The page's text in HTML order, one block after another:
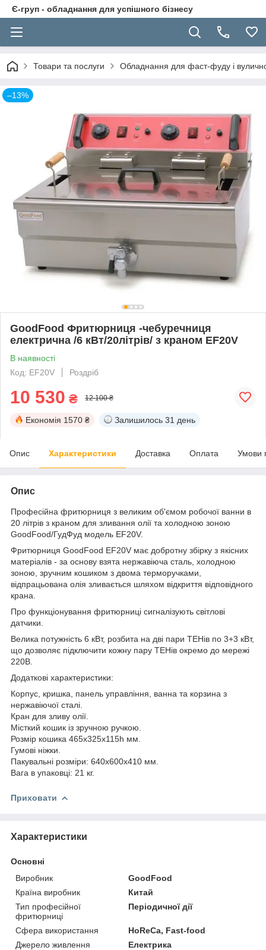
Є-груп - обладнання для успішного бізнесу
Товари та послуги Обладнання для фаст-фуду і
–13%
GoodFood Фритюрниця -чебуречниця
електрична /6 кВт/20літрів/ з краном EF20V
В наявності
Код: EF20V
Роздріб
10 530 ₴ 12 100 ₴
Економія 1570 ₴ Залишилось 31 день
Опис Характеристики Доставка Оплата Умови
Опис
Професійна фритюрниця з великим об'ємом робочої ванни в
20 літрів з краном для зливання олії та холодною зоною
GoodFood/ГудФуд модель EF20V.
Фритюрниця GoodFood EF20V має добротну збірку з якісних
матеріалів - за основу взята нержавіюча сталь, холодною
зоною, зручним кошиком з двома терморучками,
відпрацьована олія зливається шляхом відкриття відповідного
крана.
Про функціонування фритюрниці сигналізують світлові
датчики.
Велика потужність 6 кВт, розбита на дві пари ТЕНів по 3+3 кВт,
що дозволяє підключити кожну пару ТЕНів окремо до мережі
220В.
Додаткові характеристики:
Корпус, кришка, панель управління, ванна та корзина з
нержавіючої сталі.
Кран для зливу олії.
Місткий кошик із зручною ручкою.
Розмір кошика 465х325х115h мм.
Гумові ніжки.
Пакувальні розміри: 640х600х410 мм.
Вага в упаковці: 21 кг.
Приховати
Характеристики
Основні
Виробник
GoodFood
Країна виробник
Китай
Тип професійної
фритюрниці
Періодичної дії
Сфера використання
HoReCa, Fast-food
Джерело живлення
Електрика